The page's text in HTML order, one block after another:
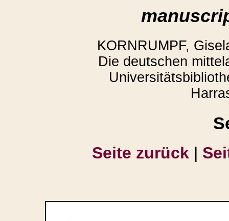
KORNRUMPF,
Die deutschen
Seite zurück |